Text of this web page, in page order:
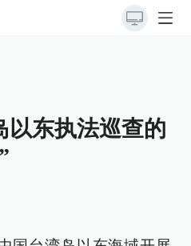
以东执法巡查的